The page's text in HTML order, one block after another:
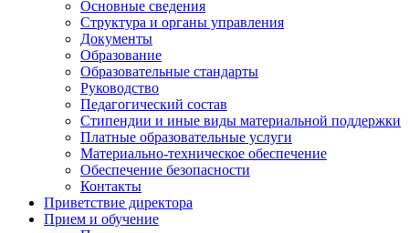
Основные сведения
Структура и органы управления
Документы
Образование
Образовательные стандарты
Руководство
Педагогический состав
Стипендии и иные виды материальной поддержки
Платные образовательные услуги
Материально-техническое обеспечение
Обеспечение безопасности
Контакты
Приветствие директора
Прием и обучение